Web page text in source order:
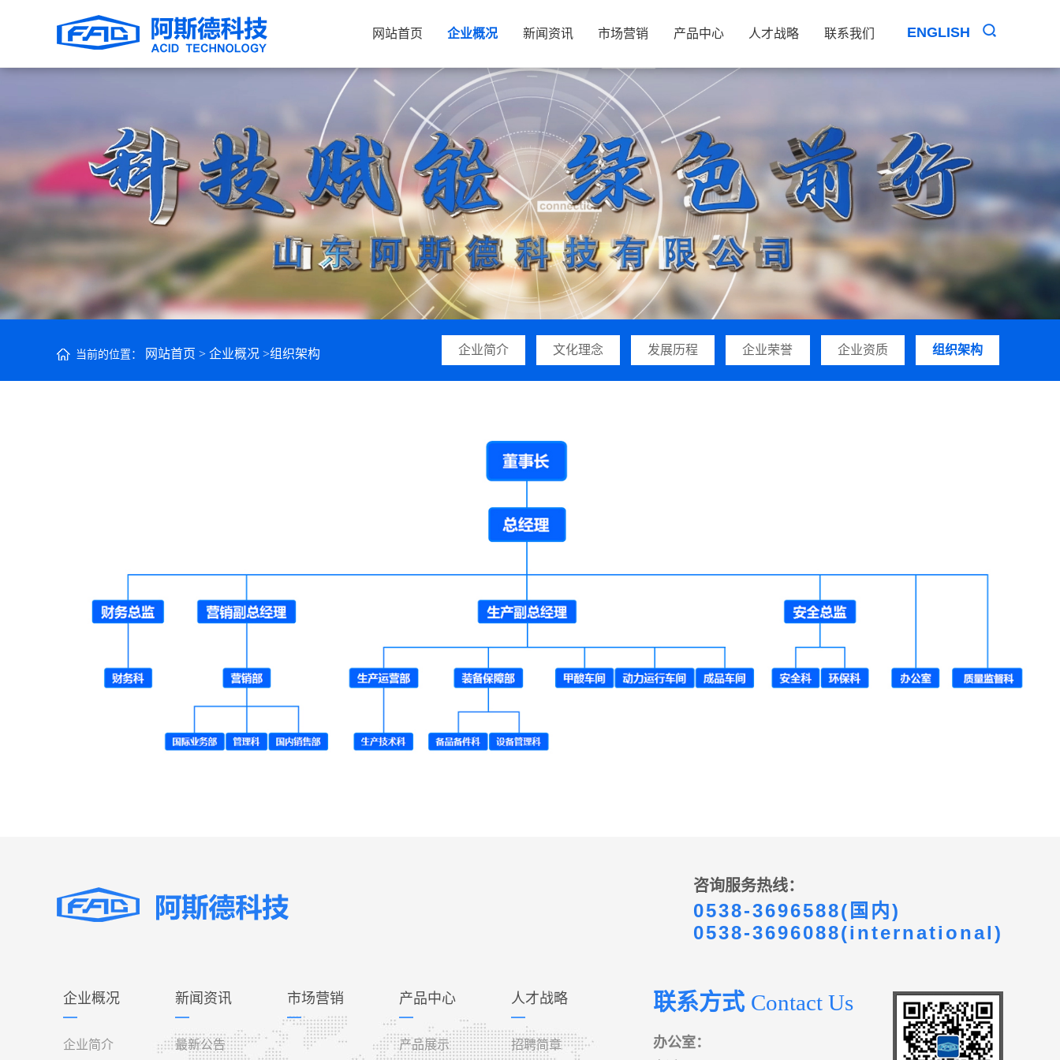
网站首页 企业概况 新闻资讯 市场营销 产品中心 人才战略 联系我们 ENGLISH
当前的位置： 网站首页 > 企业概况 >组织架构 企业简介 文化理念 发展历程 企业荣誉 企业资质 组织架构
咨询服务热线：
0538-3696588(国内)
0538-3696088(international)
企业概况
企业简介
新闻资讯
最新公告
市场营销 产品中心
产品展示
人才战略
招聘简章
联系方式 Contact Us
办公室：